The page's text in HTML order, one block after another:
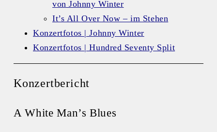
von Johnny Winter
It’s All Over Now – im Stehen
Konzertfotos | Johnny Winter
Konzertfotos | Hundred Seventy Split
Konzertbericht
A White Man’s Blues